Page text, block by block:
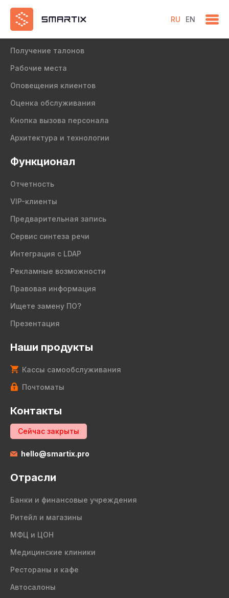
RU EN
Продукт
Получение талонов
Рабочие места
Оповещения клиентов
Оценка обслуживания
Кнопка вызова персонала
Архитектура и технологии
Функционал
Отчетность
VIP-клиенты
Предварительная запись
Сервис синтеза речи
Интеграция с LDAP
Рекламные возможности
Правовая информация
Ищете замену ПО?
Презентация
Наши продукты
Кассы самообслуживания
Почтоматы
Контакты
Сейчас закрыты
hello@smartix.pro
Отрасли
Банки и финансовые учреждения
Ритейл и магазины
МФЦ и ЦОН
Медицинские клиники
Рестораны и кафе
Автосалоны